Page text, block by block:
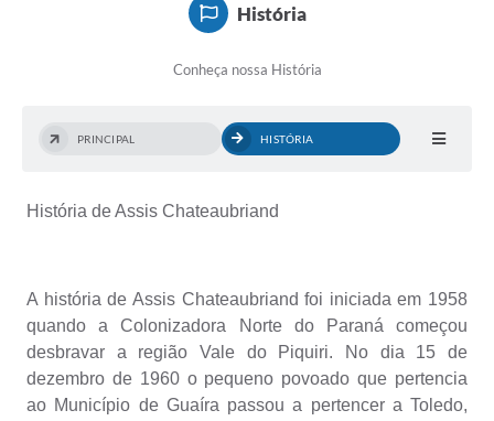
LGPD - Política de Privacidade
Notícias
Agenda
WebMail
História
Conheça nossa História
PRINCIPAL HISTÓRIA
História de Assis Chateaubriand
A história de Assis Chateaubriand foi iniciada em 1958
quando a Colonizadora Norte do Paraná começou
desbravar a região Vale do Piquiri. No dia 15 de
dezembro de 1960 o pequeno povoado que pertencia
ao Município de Guaíra passou a pertencer a Toledo,